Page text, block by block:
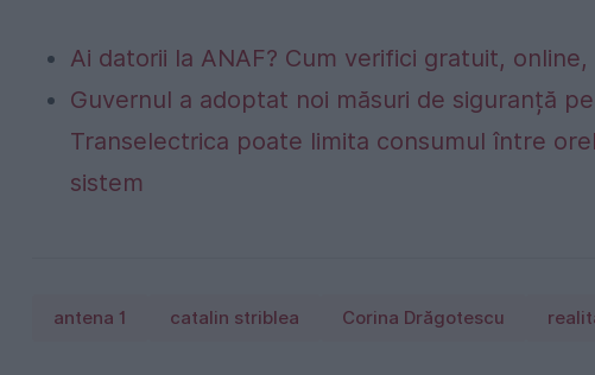
Ai datorii la ANAF? Cum verifici gratuit,
Guvernul a adoptat noi măsuri de siguranță
Transelectrica poate limita consumul între
sistem
antena 1 catalin striblea Corina Drăgotescu